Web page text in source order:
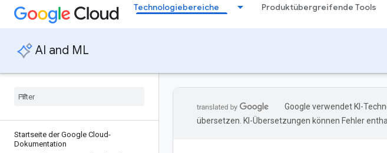
Technologiebereiche Produktübergreifende Tools
AI and ML
Startseite der Google Cloud-
Dokumentation
Google verwendet KI-
übersetzen. KI-Übersetzungen können Fehler